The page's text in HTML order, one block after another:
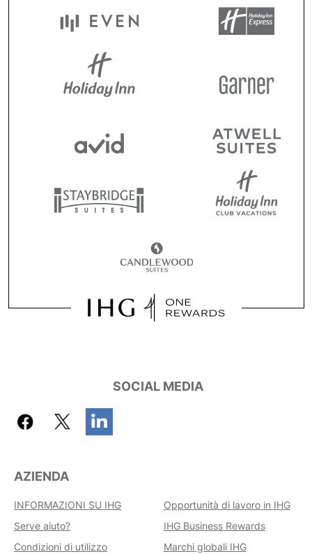
SOCIAL MEDIA
AZIENDA
INFORMAZIONI SU IHG
Opportunità di lavoro in IHG
Serve aiuto?
IHG Business Rewards
Condizioni di utilizzo
Marchi globali IHG